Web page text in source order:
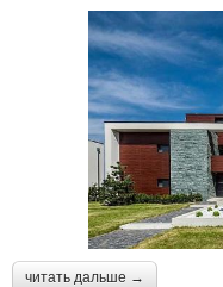
читать дальше →